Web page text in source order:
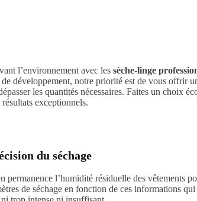
l’environnement avec lessèche-linge
développement, notre priorité est de vous offrir
les quantités nécessaires. Faites un choix
exceptionnels.
du séchage
permanence l’humidité résiduelle des vêtements
de séchage en fonction de ces informations